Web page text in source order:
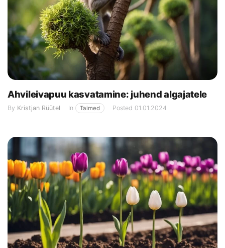
Ahvileivapuu kasvatamine: juhend algajatele
By Kristjan Rüütel In Taimed Posted 01.01.2024